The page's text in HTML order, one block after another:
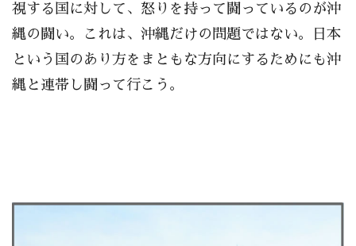
視する国に対して、怒りを持って闘っているのが沖
縄の闘い。これは、沖縄だけの問題ではない。日本
という国のあり方をまともな方向にするためにも沖
縄と連帯し闘って行こう。